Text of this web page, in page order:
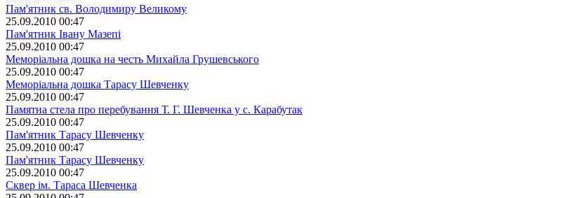
Пам'ятник св. Володимиру Великому
25.09.2010 00:47
Пам'ятник Івану Мазепі
25.09.2010 00:47
Меморіальна дошка на честь Михайла Грушевського
25.09.2010 00:47
Меморіальна дошка Тарасу Шевченку
25.09.2010 00:47
Памятна стела про перебування Т. Г. Шевченка у с. Карабутак
25.09.2010 00:47
Пам'ятник Тарасу Шевченку
25.09.2010 00:47
Пам'ятник Тарасу Шевченку
25.09.2010 00:47
Сквер ім. Тараса Шевченка